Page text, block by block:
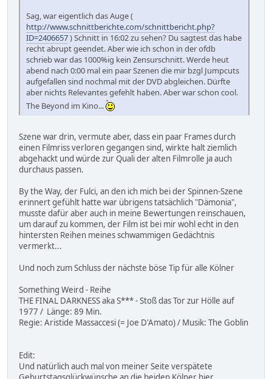
Sag, war eigentlich das Auge (
http://www.schnittberichte.com/schnittbericht.php?
ID=2406657) Schnitt in 16:02 zu sehen? Du sagtest das habe
recht abrupt geendet. Aber wie ich schon in der ofdb
schrieb war das 1000%ig kein Zensurschnitt. Werde heut
abend nach 0:00 mal ein paar Szenen die mir bzgl Jumpcuts
aufgefallen sind nochmal mit der DVD abgleichen. Dürfte
aber nichts Relevantes gefehlt haben. Aber war schon cool.
The Beyond im Kino...
Szene war drin, vermute aber, dass ein paar Frames durch
einen Filmriss verloren gegangen sind, wirkte halt ziemlich
abgehackt und würde zur Quali der alten Filmrolle ja auch
durchaus passen.
By the Way, der Fulci, an den ich mich bei der Spinnen-Szene
erinnert gefühlt hatte war übrigens tatsächlich "Dämonia",
musste dafür aber auch in meine Bewertungen reinschauen,
um darauf zu kommen, der Film ist bei mir wohl echt in den
hintersten Reihen meines schwammigen Gedächtnis
vermerkt...
Und noch zum Schluss der nächste böse Tip für alle Kölner
Something Weird - Reihe
THE FINAL DARKNESS aka S*** - Stoß das Tor zur Hölle auf
1977 / Länge: 89 Min.
Regie: Aristide Massaccesi (= Joe D'Amato) / Musik: The Goblin
Edit:
Und natürlich auch mal von meiner Seite verspätete